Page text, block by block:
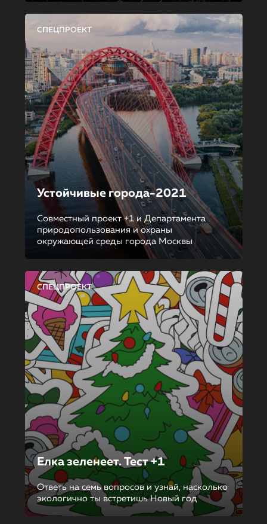
СПЕЦПРОЕКТ
Устойчивые города-2021
Совместный проект +1 и Департамента
природопользования и охраны
окружающей среды города Москвы
СПЕЦПРОЕКТ
Елка зеленеет. Тест +1
Ответь на семь вопросов и узнай, насколько
экологично ты встретишь Новый год